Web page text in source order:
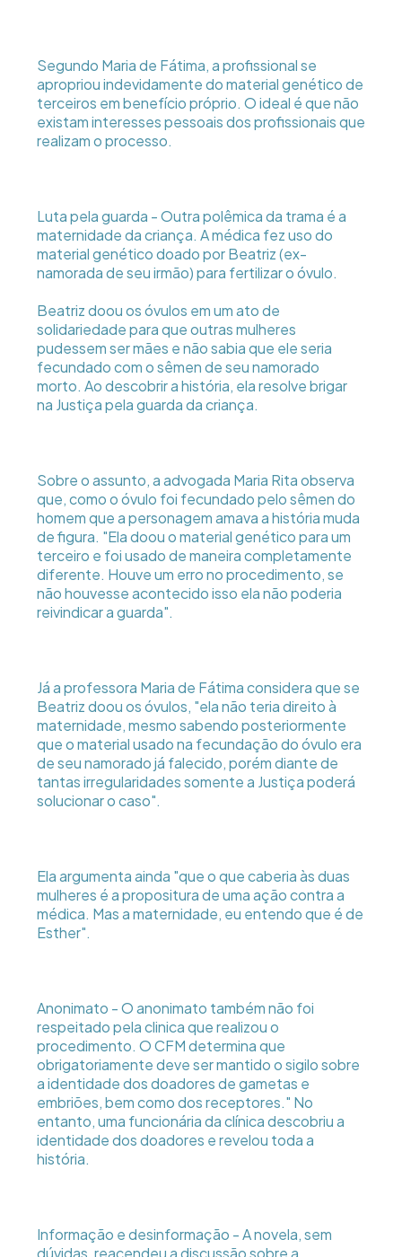
Segundo Maria de Fátima, a profissional se
apropriou indevidamente do material genético de
terceiros em benefício próprio. O ideal é que não
existam interesses pessoais dos profissionais que
realizam o processo.
Luta pela guarda - Outra polêmica da trama é a
maternidade da criança. A médica fez uso do
material genético doado por Beatriz (ex-
namorada de seu irmão) para fertilizar o óvulo.
Beatriz doou os óvulos em um ato de
solidariedade para que outras mulheres
pudessem ser mães e não sabia que ele seria
fecundado com o sêmen de seu namorado
morto. Ao descobrir a história, ela resolve brigar
na Justiça pela guarda da criança.
Sobre o assunto, a advogada Maria Rita observa
que, como o óvulo foi fecundado pelo sêmen do
homem que a personagem amava a história muda
de figura. "Ela doou o material genético para um
terceiro e foi usado de maneira completamente
diferente. Houve um erro no procedimento, se
não houvesse acontecido isso ela não poderia
reivindicar a guarda".
Já a professora Maria de Fátima considera que se
Beatriz doou os óvulos, "ela não teria direito à
maternidade, mesmo sabendo posteriormente
que o material usado na fecundação do óvulo era
de seu namorado já falecido, porém diante de
tantas irregularidades somente a Justiça poderá
solucionar o caso".
Ela argumenta ainda "que o que caberia às duas
mulheres é a propositura de uma ação contra a
médica. Mas a maternidade, eu entendo que é de
Esther".
Anonimato - O anonimato também não foi
respeitado pela clinica que realizou o
procedimento. O CFM determina que
obrigatoriamente deve ser mantido o sigilo sobre
a identidade dos doadores de gametas e
embriões, bem como dos receptores." No
entanto, uma funcionária da clínica descobriu a
identidade dos doadores e revelou toda a
história.
Informação e desinformação - A novela, sem
dúvidas, reacendeu a discussão sobre a